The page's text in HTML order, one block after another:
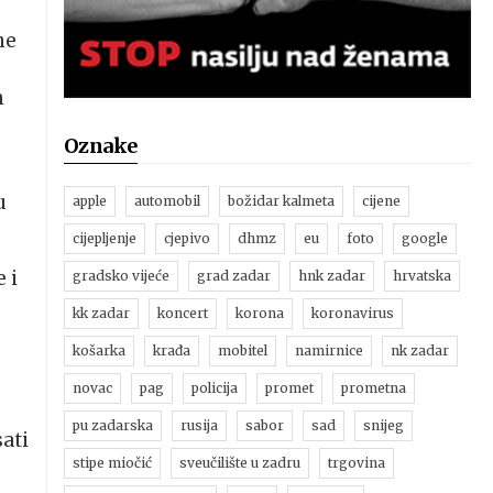
i
Oznake
apple automobil božidar kalmeta cijene
cijepljenje cjepivo dhmz eu foto google
gradsko vijeće grad zadar hnk zadar hrvatska
kk zadar koncert korona koronavirus
košarka krađa mobitel namirnice nk zadar
novac pag policija promet prometna
pu zadarska rusija sabor sad snijeg
stipe miočić sveučilište u zadru trgovina